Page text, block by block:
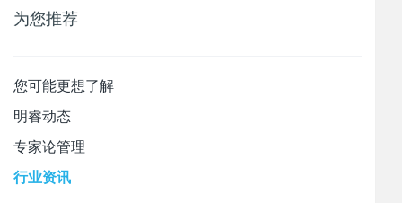
为您推荐
您可能更想了解
明睿动态
专家论管理
行业资讯